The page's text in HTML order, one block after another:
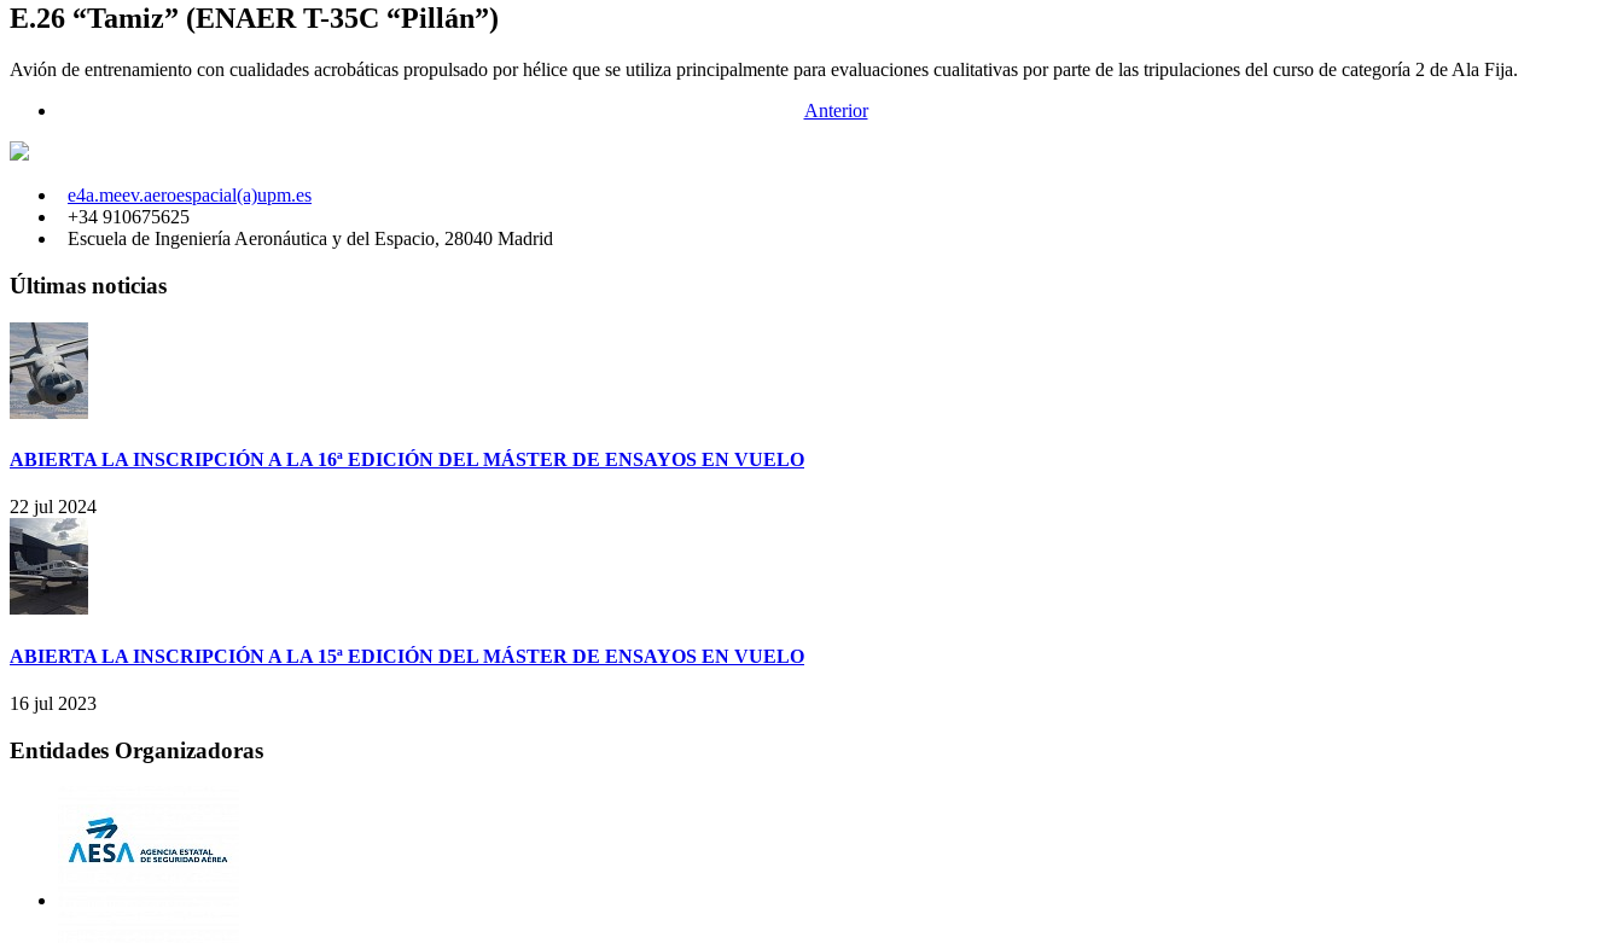
E.26 “Tamiz” (ENAER T-35C “Pillán”)
Avión de entrenamiento con cualidades acrobáticas propulsado por hélice que se utiliza principalmente para evaluaciones cualitativas por parte de las tripulaciones del curso de categoría 2 de Ala Fija.
Anterior
e4a.meev.aeroespacial(a)upm.es
+34 910675625
Escuela de Ingeniería Aeronáutica y del Espacio, 28040 Madrid
Últimas noticias
ABIERTA LA INSCRIPCIÓN A LA 16ª EDICIÓN DEL MÁSTER DE ENSAYOS EN VUELO
22 jul 2024
ABIERTA LA INSCRIPCIÓN A LA 15ª EDICIÓN DEL MÁSTER DE ENSAYOS EN VUELO
16 jul 2023
Entidades Organizadoras